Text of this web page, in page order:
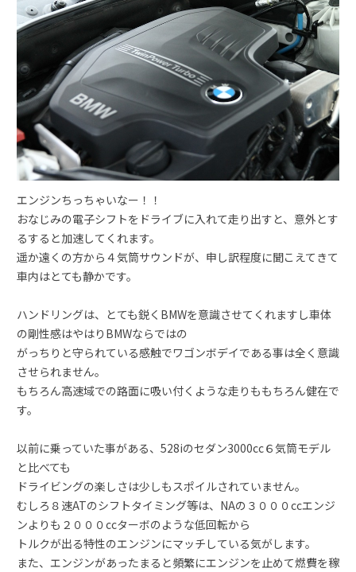
エンジンちっちゃいなー！！
おなじみの電子シフトをドライブに入れて走り出すと、意外とす
るすると加速してくれます。
遥か遠くの方から４気筒サウンドが、申し訳程度に聞こえてきて
車内はとても静かです。
ハンドリングは、とても鋭くBMWを意識させてくれますし車体
の剛性感はやはりBMWならではの
がっちりと守られている感触でワゴンボデイである事は全く意識
させられません。
もちろん高速域での路面に吸い付くような走りももちろん健在で
す。
以前に乗っていた事がある、528iのセダン3000cc６気筒モデル
と比べても
ドライビングの楽しさは少しもスポイルされていません。
むしろ８速ATのシフトタイミング等は、NAの３０００ccエンジ
ンよりも２０００ccターボのような低回転から
トルクが出る特性のエンジンにマッチしている気がします。
また、エンジンがあったまると頻繁にエンジンを止めて燃費を稼